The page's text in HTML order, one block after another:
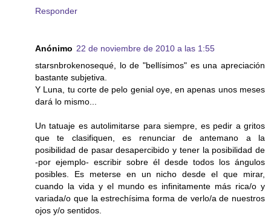
Responder
Anónimo 22 de noviembre de 2010 a las 1:55
starsnbrokenosequé, lo de "bellísimos" es una apreciación
bastante subjetiva.
Y Luna, tu corte de pelo genial oye, en apenas unos meses
dará lo mismo...
Un tatuaje es autolimitarse para siempre, es pedir a gritos
que te clasifiquen, es renunciar de antemano a la
posibilidad de pasar desapercibido y tener la posibilidad de
-por ejemplo- escribir sobre él desde todos los ángulos
posibles. Es meterse en un nicho desde el que mirar,
cuando la vida y el mundo es infinitamente más rica/o y
variada/o que la estrechísima forma de verlo/a de nuestros
ojos y/o sentidos.